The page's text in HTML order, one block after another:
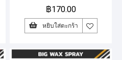
240 ml.
฿170.00
หยิบใส่ตะกร้า